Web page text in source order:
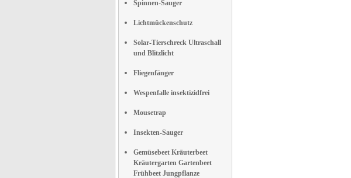
Spinnen-Sauger
Lichtmückenschutz
Solar-Tierschreck Ultraschall
und Blitzlicht
Fliegenfänger
Wespenfalle insektizidfrei
Mousetrap
Insekten-Sauger
Gemüsebeet Kräuterbeet
Kräutergarten Gartenbeet
Frühbeet Jungpflanze